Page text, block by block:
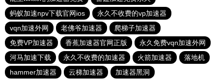
蚂蚁加速npv下载官网ios
永久不收费的vp加速器
vqn加速外网
老佛爷加速器
爬梯子加速器
免费VP加速器
香蕉加速器官网正版
永久免费vqn加速外网
河马加速下载
永久不收费的加速器 火箭加速器
落地机
hammer加速器
云梯加速器 加速器黑洞